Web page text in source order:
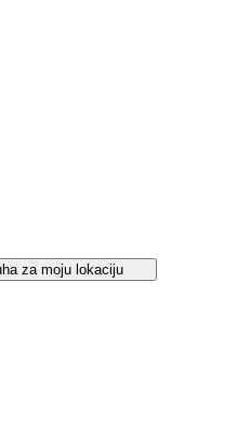
za moju lokaciju